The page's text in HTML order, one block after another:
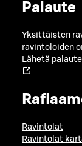
Palaute
Yksittäisten
ravintoloiden
Lähetä
Ravintolat
Ravintolat